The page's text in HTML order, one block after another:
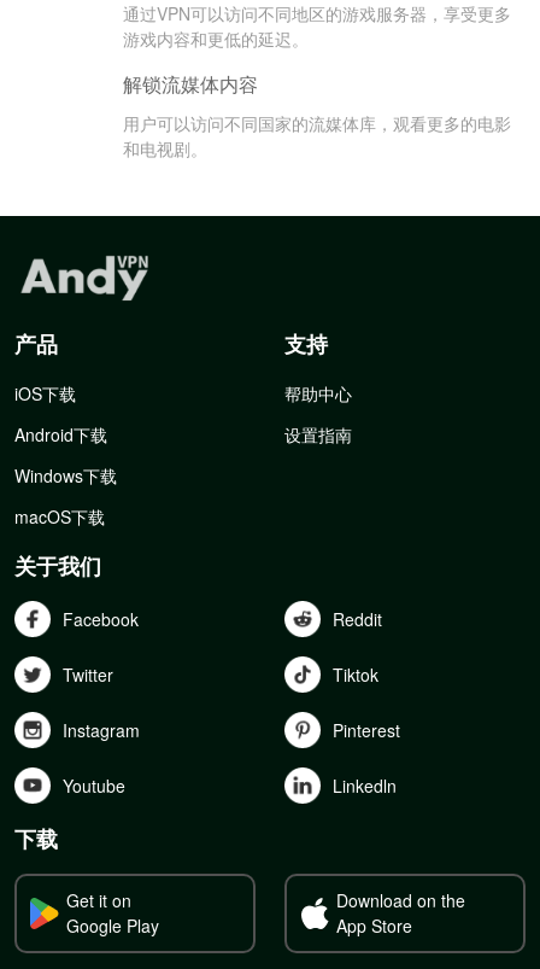
通过VPN可以访问不同地区的游戏服务器，享受更多
游戏内容和更低的延迟。
解锁流媒体内容
用户可以访问不同国家的流媒体库，观看更多的电影
和电视剧。
产品
iOS下载
Android下载
Windows下载
macOS下载
支持
帮助中心
设置指南
关于我们
Facebook Reddit
Twitter Tiktok
Instagram Pinterest
Youtube Linkedln
下载
Get it on
Google Play
Download on the
App Store